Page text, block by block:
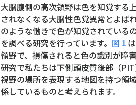
大脳腹側の高次領野は色を知覚する
されなくなる大脳性色覚異常とよば
のような働きで色が知覚されている
を調べる研究を行っています。 図１
領野で、損傷されると色の識別が障
研究で私たちは下側頭皮質後部（
視野の場所を表現する地図を持つ領
係しているものと考えられます。